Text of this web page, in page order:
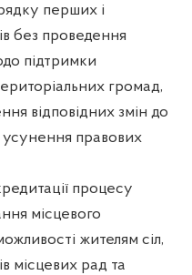
перших і
без проведення
підтримки
громад,
відповідних змін до
усунення правових
процесу
місцевого
жителям сіл,
місцевих рад та